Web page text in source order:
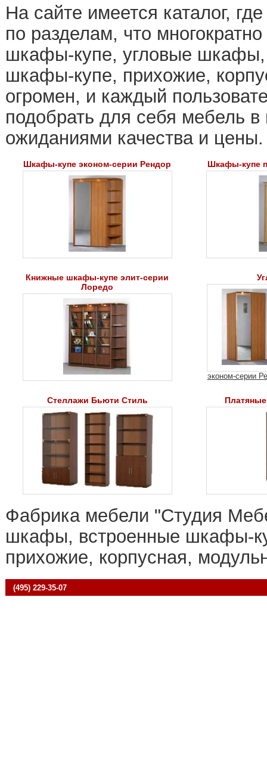
На сайте имеется каталог,
по разделам, что
шкафы-купе, угловые
шкафы-купе, прихожие,
огромен, и каждый
подобрать для себя мебель
ожиданиями качества и цены.
Шкафы-купе эконом-серии Рендор Шкафы-купе
Книжные шкафы-купе элит-серии
Лоредо
эконом-серии
Стеллажи Бьюти Стиль
Фабрика мебели "Студия
шкафы, встроенные шкафы-
прихожие, корпусная,
(495) 229-35-07